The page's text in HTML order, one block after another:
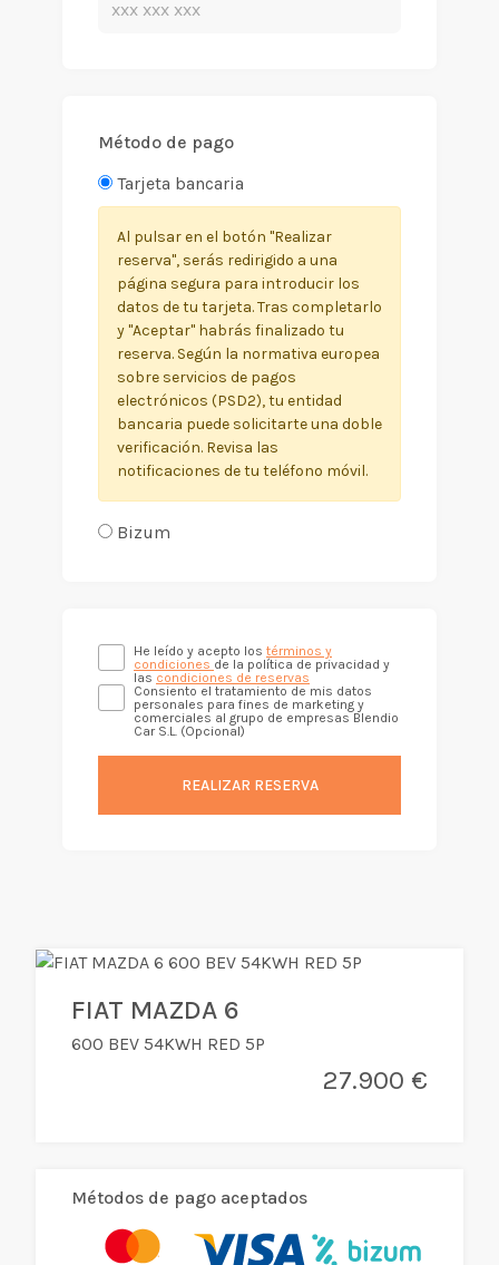
Método de pago
Tarjeta bancaria
Al pulsar en el botón "Realizar
reserva", serás redirigido a una
página segura para introducir los
datos de tu tarjeta. Tras completarlo
y "Aceptar" habrás finalizado tu
reserva. Según la normativa europea
sobre servicios de pagos
electrónicos (PSD2), tu entidad
bancaria puede solicitarte una doble
verificación. Revisa las
notificaciones de tu teléfono móvil.
Bizum
He leído y acepto los términos y
condiciones de la política de privacidad y
las condiciones de reservas
Consiento el tratamiento de mis datos
personales para fines de marketing y
comerciales al grupo de empresas Blendio
Car S.L. (Opcional)
REALIZAR RESERVA
FIAT MAZDA 6
600 BEV 54KWH RED 5P
27.900 €
Métodos de pago aceptados